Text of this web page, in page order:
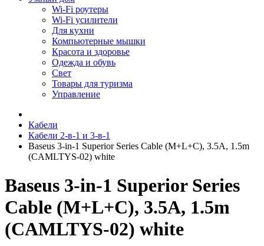
Wi-Fi роутеры
Wi-Fi усилители
Для кухни
Компьютерные мышки
Красота и здоровье
Одежда и обувь
Свет
Товары для туризма
Управление
Кабели
Кабели 2-в-1 и 3-в-1
Baseus 3-in-1 Superior Series Cable (M+L+C), 3.5A, 1.5m
(CAMLTYS-02) white
Baseus 3-in-1 Superior Series
Cable (M+L+C), 3.5A, 1.5m
(CAMLTYS-02) white